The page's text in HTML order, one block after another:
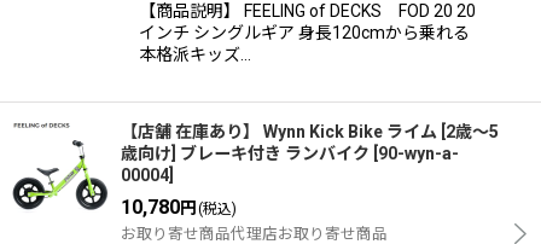
【商品説明】 FEELING of DECKS FOD 20 20
インチ シングルギア 身長120cmから乗れる
本格派キッズ…
【店舗 在庫あり】 Wynn Kick Bike ライム [2歳〜5
歳向け] ブレーキ付き ランバイク 90-wyn-a-
00004
10,780円 (税込)
お取り寄せ商品代理店お取り寄せ商品